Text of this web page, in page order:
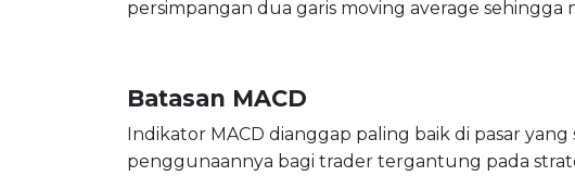
persimpangan dua garis moving average sehingga
Batasan MACD
Indikator MACD dianggap paling baik di pasar
penggunaannya bagi trader tergantung pada